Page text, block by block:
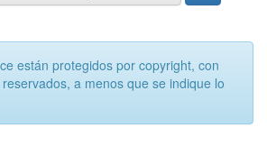
están protegidos por copyright, con
a menos que se indique lo